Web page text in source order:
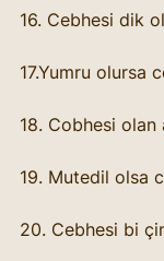
16. Cebhesi dik
17.Yumru olursa
18. Cobhesi
19. Mutedil olsa
20. Cebhesi bi